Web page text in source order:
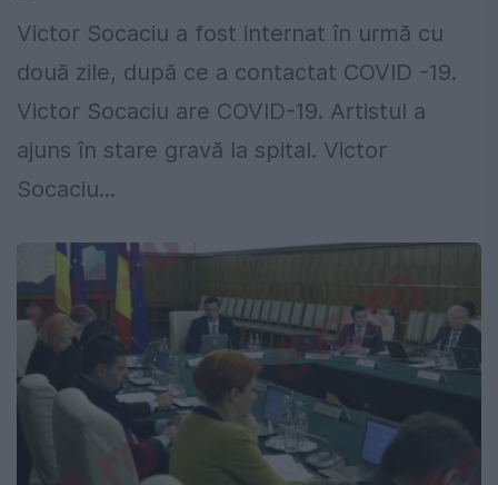
Victor Socaciu a fost internat în urmă cu
două zile, după ce a contactat COVID -19.
Victor Socaciu are COVID-19. Artistul a
ajuns în stare gravă la spital. Victor
Socaciu...